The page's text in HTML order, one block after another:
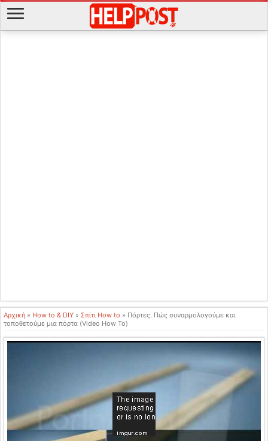
Αρχική » How to & DIY » Σπίτι How to » Πόρτες. Πώς συναρμολογούμε και
τοποθετούμε μια πόρτα (Video How To)